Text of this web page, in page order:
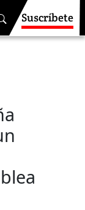
Suscríbete